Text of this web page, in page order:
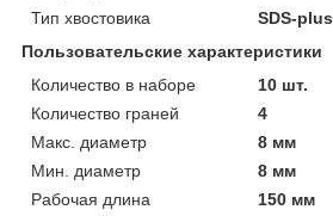
Тип хвостовика
SDS-plus
Пользовательские характеристики
Количество в наборе
10 шт.
Количество граней
4
Макс. диаметр
8 мм
Мин. диаметр
8 мм
Рабочая длина
150 мм